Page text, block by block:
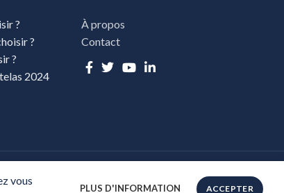
?
?
?
2024
À propos
Contact
vous
PLUS D'INFORMATION ACCEPTER